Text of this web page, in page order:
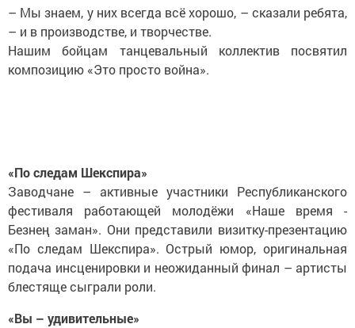
– Мы знаем, у них всегда всё хорошо, – сказали ребята,
– и в производстве, и творчестве.
Нашим бойцам танцевальный коллектив посвятил
композицию «Это просто война».
«По следам Шекспира»
Заводчане – активные участники Республиканского
фестиваля работающей молодёжи «Наше время -
Безнең заман». Они представили визитку-презентацию
«По следам Шекспира». Острый юмор, оригинальная
подача инсценировки и неожиданный финал – артисты
блестяще сыграли роли.
«Вы – удивительные»